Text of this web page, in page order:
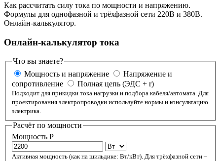
Как рассчитать силу тока по мощности и напряжению.
Формулы для однофазной и трёхфазной сети 220В и 380В.
Онлайн-калькулятор.
Онлайн-калькулятор тока
Что вы знаете?
Мощность и напряжение
Напряжение и
сопротивление
Полная цепь (ЭДС + r)
Подходит для прикидки тока нагрузки и подбора кабеля/автомата. Для
проектирования электропроводки используйте нормы и консультацию
электрика.
Расчёт по мощности
Мощность P
Активная мощность (как на шильдике: Вт/кВт). Для трёхфазной сети –